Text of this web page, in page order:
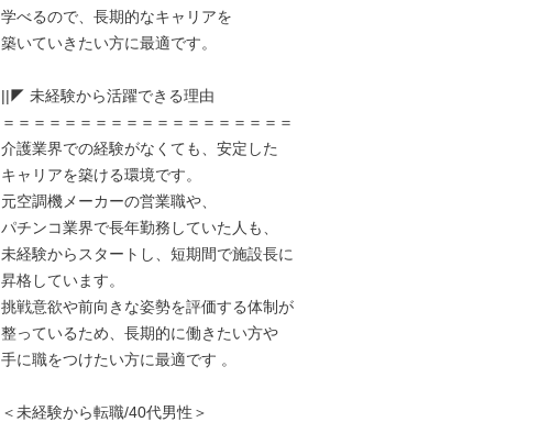
学べるので、長期的なキャリアを
築いていきたい方に最適です。
||◤ 未経験から活躍できる理由
＝＝＝＝＝＝＝＝＝＝＝＝＝＝＝＝＝＝＝
介護業界での経験がなくても、安定した
キャリアを築ける環境です。
元空調機メーカーの営業職や、
パチンコ業界で長年勤務していた人も、
未経験からスタートし、短期間で施設長に
昇格しています。
挑戦意欲や前向きな姿勢を評価する体制が
整っているため、長期的に働きたい方や
手に職をつけたい方に最適です 。
＜未経験から転職/40代男性＞